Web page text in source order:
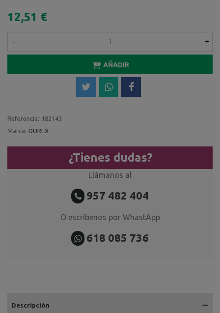
12,51 €
- +
AÑADIR
Referencia: 182143
Marca: DUREX
¿Tienes dudas?
Llámanos al
957 482 404
O escríbenos por WhastApp
618 085 736
Descripción